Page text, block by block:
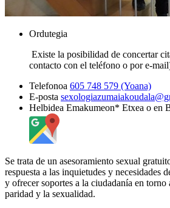
Ordutegia
Existe la posibilidad de concertar
contacto con el teléfono o por e-
Telefonoa 605 748 579 (Yoana)
E-posta
Helbidea Emakumeon* Etxea o en
Se trata de un asesoramiento sexual
respuesta a las inquietudes y necesidades
y ofrecer soportes a la ciudadanía en torno
paridad y la sexualidad.